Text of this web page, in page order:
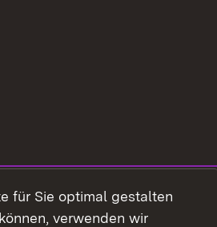
für Sie optimal gestalten
verwenden wir